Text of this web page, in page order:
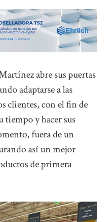
abre sus puertas
adaptarse a las
clientes, con el fin de
tiempo y hacer sus
fuera de un
así un mejor
de primera